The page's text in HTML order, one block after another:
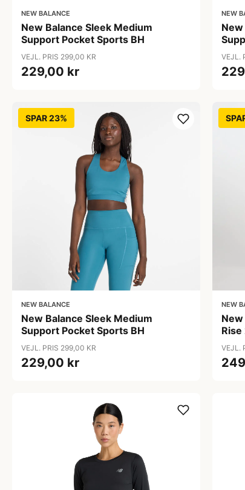
NEW BALANCE
New Balance Sleek Medium
Support Pocket Sports BH
VEJL. PRIS 299,00 KR
229,00 kr
NEW
VEJL.
SPAR 23%
NEW BALANCE
New Balance Sleek Medium
Support Pocket Sports BH
VEJL. PRIS 299,00 KR
229,00 kr
NEW
Rise
VEJL.